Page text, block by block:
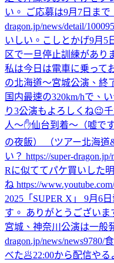
い。 ご応募は9月7日まで
dragon.jp/news/detail/
いしい。 こしとかげ9月5
区で一旦停止訓練があり
私は今日は電車に乗って
の北海道〜宮城公演、終
国内最速の320km/hで、
り3公演もよろしくね😉
人〜✋仙台到着〜（嘘で
の夜飯） （ツアー北海道
い？ https://super-dragon.jp/
Rに似ててパケ買いした
ね https://
2025「SUPER X」 9月6
す。 ありがとうございま
宮城、神奈川公演は一般
dragon.jp/news/news9780/
べた🥟22:00から配信やる